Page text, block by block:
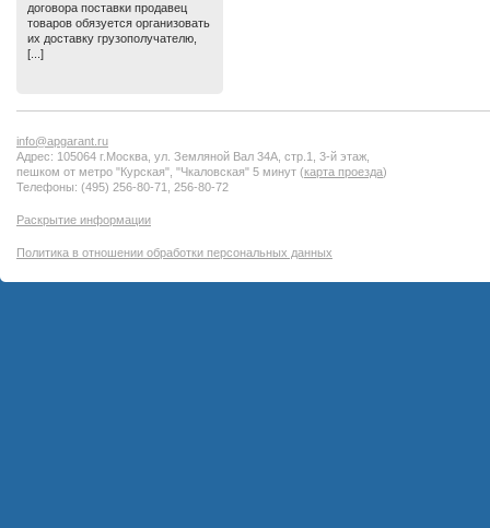
договора поставки продавец
товаров обязуется организовать
их доставку грузополучателю,
[...]
info@apgarant.ru
Адрес: 105064 г.Москва, ул. Земляной Вал 34А, стр.1, 3-й этаж,
пешком от метро "Курская", "Чкаловская" 5 минут (карта проезда)
Телефоны: (495) 256-80-71, 256-80-72
Раскрытие информации
Политика в отношении обработки персональных данных